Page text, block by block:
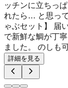
ッチンに立ちっ
れたら… と思っ
ゃぶセット】 届
で新鮮な鯛が丁
ました。 のしも
詳細を見る